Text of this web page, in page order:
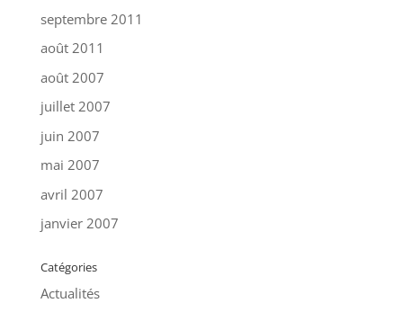
septembre 2011
août 2011
août 2007
juillet 2007
juin 2007
mai 2007
avril 2007
janvier 2007
Catégories
Actualités